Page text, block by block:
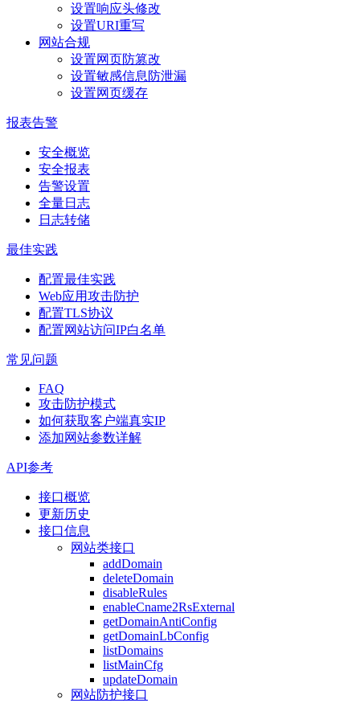
设置响应头修改
设置URI重写
网站合规
设置网页防篡改
设置敏感信息防泄漏
设置网页缓存
报表告警
安全概览
安全报表
告警设置
全量日志
日志转储
最佳实践
配置最佳实践
Web应用攻击防护
配置TLS协议
配置网站访问IP白名单
常见问题
FAQ
攻击防护模式
如何获取客户端真实IP
添加网站参数详解
API参考
接口概览
更新历史
接口信息
网站类接口
addDomain
deleteDomain
disableRules
enableCname2RsExternal
getDomainAntiConfig
getDomainLbConfig
listDomains
listMainCfg
updateDomain
网站防护接口